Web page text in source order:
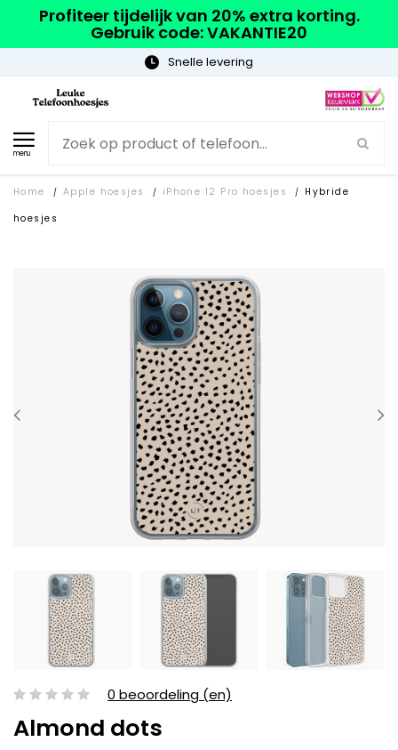
Profiteer tijdelijk van 20% extra korting.
Gebruik code: VAKANTIE20
Snelle levering
menu
Home / Apple hoesjes / iPhone 12 Pro hoesjes /
Hybride
hoesjes
0 beoordeling (en)
Almond dots